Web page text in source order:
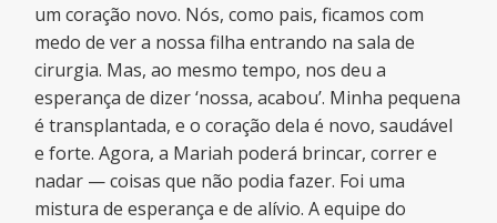
um coração novo. Nós, como pais, ficamos com
medo de ver a nossa filha entrando na sala de
cirurgia. Mas, ao mesmo tempo, nos deu a
esperança de dizer ‘nossa, acabou’. Minha pequena
é transplantada, e o coração dela é novo, saudável
e forte. Agora, a Mariah poderá brincar, correr e
nadar — coisas que não podia fazer. Foi uma
mistura de esperança e de alívio. A equipe do